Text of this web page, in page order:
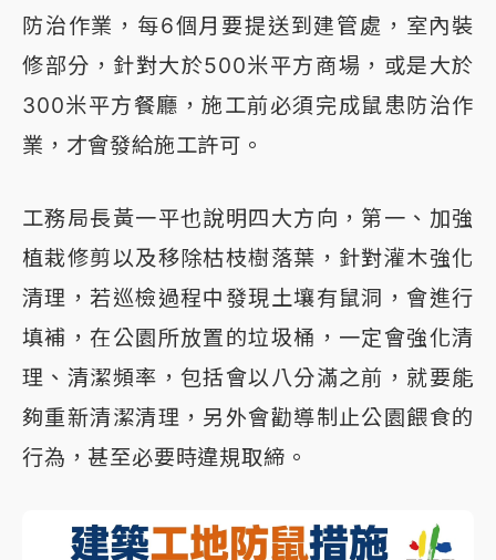
防治作業，每6個月要提送到建管處，室內裝
修部分，針對大於500米平方商場，或是大於
300米平方餐廳，施工前必須完成鼠患防治作
業，才會發給施工許可。
工務局長黃一平也說明四大方向，第一、加強
植栽修剪以及移除枯枝樹落葉，針對灌木強化
清理，若巡檢過程中發現土壤有鼠洞，會進行
填補，在公園所放置的垃圾桶，一定會強化清
理、清潔頻率，包括會以八分滿之前，就要能
夠重新清潔清理，另外會勸導制止公園餵食的
行為，甚至必要時違規取締。